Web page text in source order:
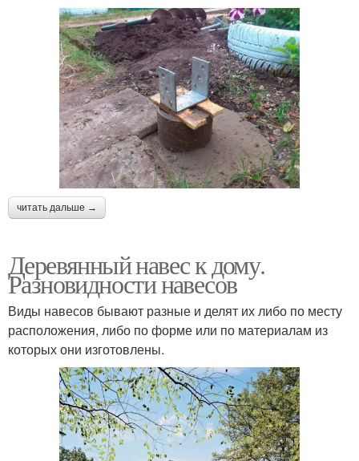
читать дальше →
Деревянный навес к дому.
Разновидности навесов
Виды навесов бывают разные и делят их либо по месту
расположения, либо по форме или по материалам из
которых они изготовлены.